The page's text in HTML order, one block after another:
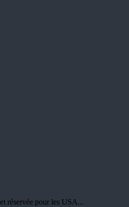
réservée pour les USA...